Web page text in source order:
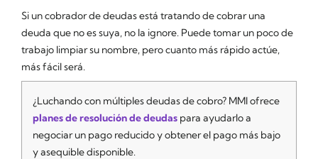
Si un cobrador de deudas está tratando de cobrar una
deuda que no es suya, no la ignore. Puede tomar un poco de
trabajo limpiar su nombre, pero cuanto más rápido actúe,
más fácil será.
¿Luchando con múltiples deudas de cobro? MMI ofrece
planes de resolución de deudas para ayudarlo a
negociar un pago reducido y obtener el pago más bajo
y asequible disponible.